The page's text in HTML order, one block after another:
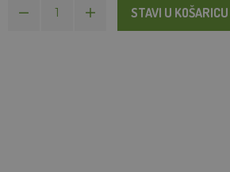
STAVI U KOŠARICU